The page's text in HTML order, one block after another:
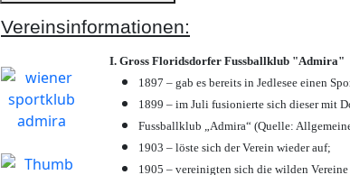
Vereinsinformationen:
I. Gross Floridsdorfer Fussballklub "Admira"
1897 – gab es bereits in Jedlesee einen
1899 – im Juli fusionierte sich dieser mit
Fussballklub „Admira“ (Quelle:
1903 – löste sich der Verein wieder auf;
1905 – vereinigten sich die wilden